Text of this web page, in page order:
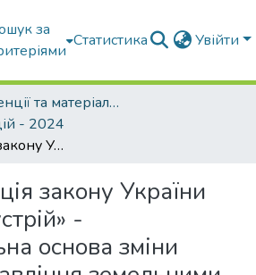
за
Статистика Увійти
Конференції та матеріали конференцій
- 2024
Трансформація закону України «Про землеустрій» - концептуальна основа зміни системи управління земельними ресурсами
закону України
-
основа зміни